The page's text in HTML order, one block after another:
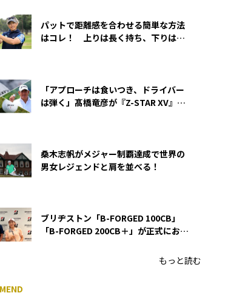
パットで距離感を合わせる簡単な方法
はコレ！ 上りは長く持ち、下りは短
「アプローチは食いつき、ドライバー
は弾く」髙橋竜彦が『Z-STAR XV』を
桑木志帆がメジャー制覇達成で世界の
男女レジェンドと肩を並べる！
ブリヂストン「B-FORGED 100CB」
「B-FORGED 200CB＋」が正式にお披
もっと読む